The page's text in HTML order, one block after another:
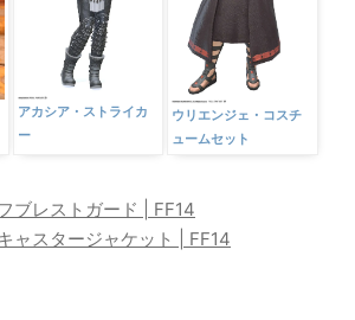
アカシア・ストライカ
ー
ウリエンジェ・コスチ
ュームセット
ブレストガード | FF14
ャスタージャケット | FF14